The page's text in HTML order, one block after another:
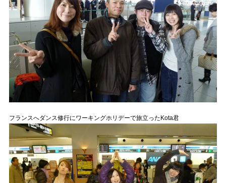
フランスへダンス修行にワーキングホリデーで旅立ったKota君